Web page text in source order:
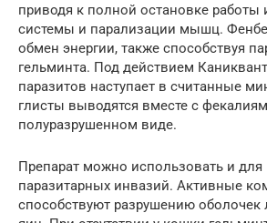
приводя к полной остановке работы
системы и парализации мышц.
обмен энергии, также способствуя
гельминта. Под действием
паразитов наступает в считанные
глисты выводятся вместе с
полуразрушенном виде.
Препарат можно использовать и для
паразитарных инвазий. Активные
способствуют разрушению оболочек